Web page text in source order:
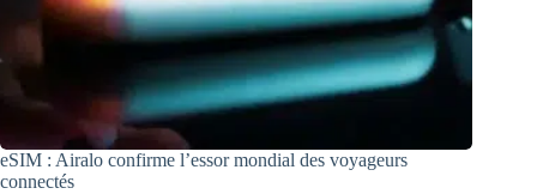
eSIM : Airalo confirme l’essor mondial des voyageurs
connectés